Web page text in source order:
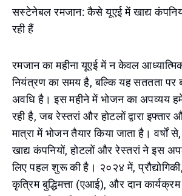
सस्टेनेबल रमजान: कैसे यूएई में खाद्य
रही हैं
रमजान का महीना यूएई में न केवल
नियंत्रण का समय है, बल्कि यह सततता पर
अवधि है। इस महीने में भोजन का अपव्यय
रही है, जब रेस्तरां और होटलों द्वारा
मात्रा में भोजन तैयार किया जाता है।
खाद्य कंपनियों, होटलों और रेस्तरां ने इस
लिए पहल शुरू की है। २०२४ में,
कृत्रिम बुद्धिमत्ता (एआई), और दान